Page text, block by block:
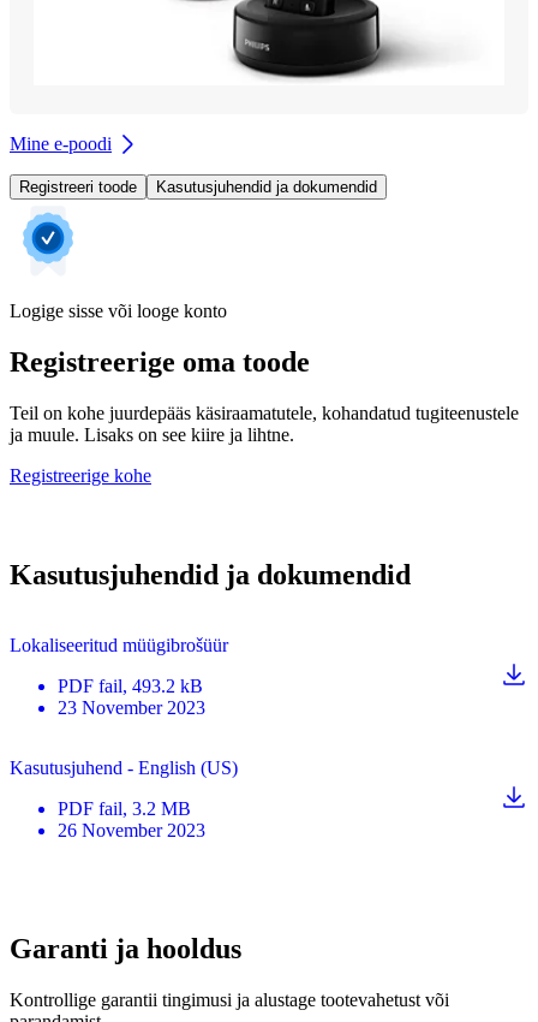
Mine e-poodi
Registreeri toode Kasutusjuhendid ja dokumendid
Logige sisse või looge konto
Registreerige oma toode
Teil on kohe juurdepääs käsiraamatutele, kohandatud tugiteenustele
ja muule. Lisaks on see kiire ja lihtne.
Registreerige kohe
Kasutusjuhendid ja dokumendid
Lokaliseeritud müügibrošüür
PDF fail, 493.2 kB
23 November 2023
Kasutusjuhend - English (US)
PDF fail, 3.2 MB
26 November 2023
Garanti ja hooldus
Kontrollige garantii tingimusi ja alustage tootevahetust või